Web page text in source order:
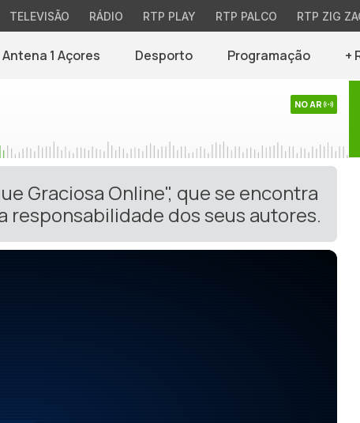
TELEVISÃO RÁDIO RTP PLAY RTP PALCO RTP ZIG
Antena 1 Açores Desporto Programação +
NO AR
Graciosa Online", que se encontra
responsabilidade dos seus autores.